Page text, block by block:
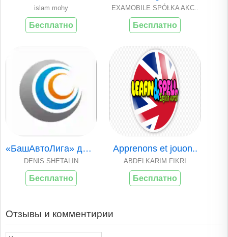
islam mohy
Бесплатно
EXAMOBILE SPÓŁKA AKC..
Бесплатно
«БашАвтоЛига» для ..
DENIS SHETALIN
Бесплатно
Apprenons et jouon..
ABDELKARIM FIKRI
Бесплатно
Отзывы и комментирии